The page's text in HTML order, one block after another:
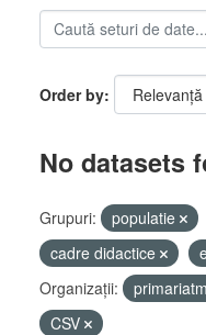
Order by
No datasets
Grupuri: populatie
cadre didactice
Organizații:
primariatm
CSV